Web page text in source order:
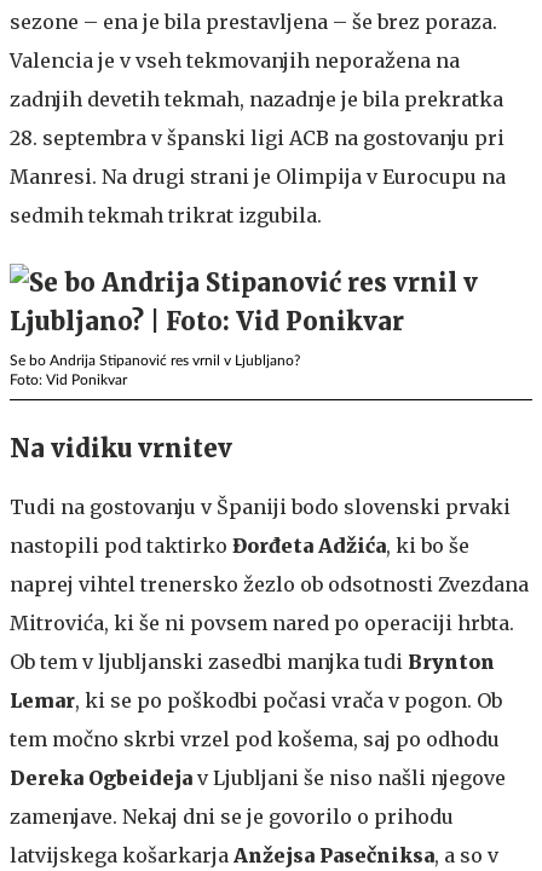
sezone – ena je bila prestavljena – še brez poraza.
Valencia je v vseh tekmovanjih neporažena na
zadnjih devetih tekmah, nazadnje je bila prekratka
28. septembra v španski ligi ACB na gostovanju pri
Manresi. Na drugi strani je Olimpija v Eurocupu na
sedmih tekmah trikrat izgubila.
Se bo Andrija Stipanović res vrnil v Ljubljano?
Foto: Vid Ponikvar
Na vidiku vrnitev
Tudi na gostovanju v Španiji bodo slovenski prvaki
nastopili pod taktirko Đorđeta Adžića, ki bo še
naprej vihtel trenersko žezlo ob odsotnosti Zvezdana
Mitrovića, ki še ni povsem nared po operaciji hrbta.
Ob tem v ljubljanski zasedbi manjka tudi Brynton
Lemar, ki se po poškodbi počasi vrača v pogon. Ob
tem močno skrbi vrzel pod košema, saj po odhodu
Dereka Ogbeideja v Ljubljani še niso našli njegove
zamenjave. Nekaj dni se je govorilo o prihodu
latvijskega košarkarja Anžejsa Pasečniksa, a so v